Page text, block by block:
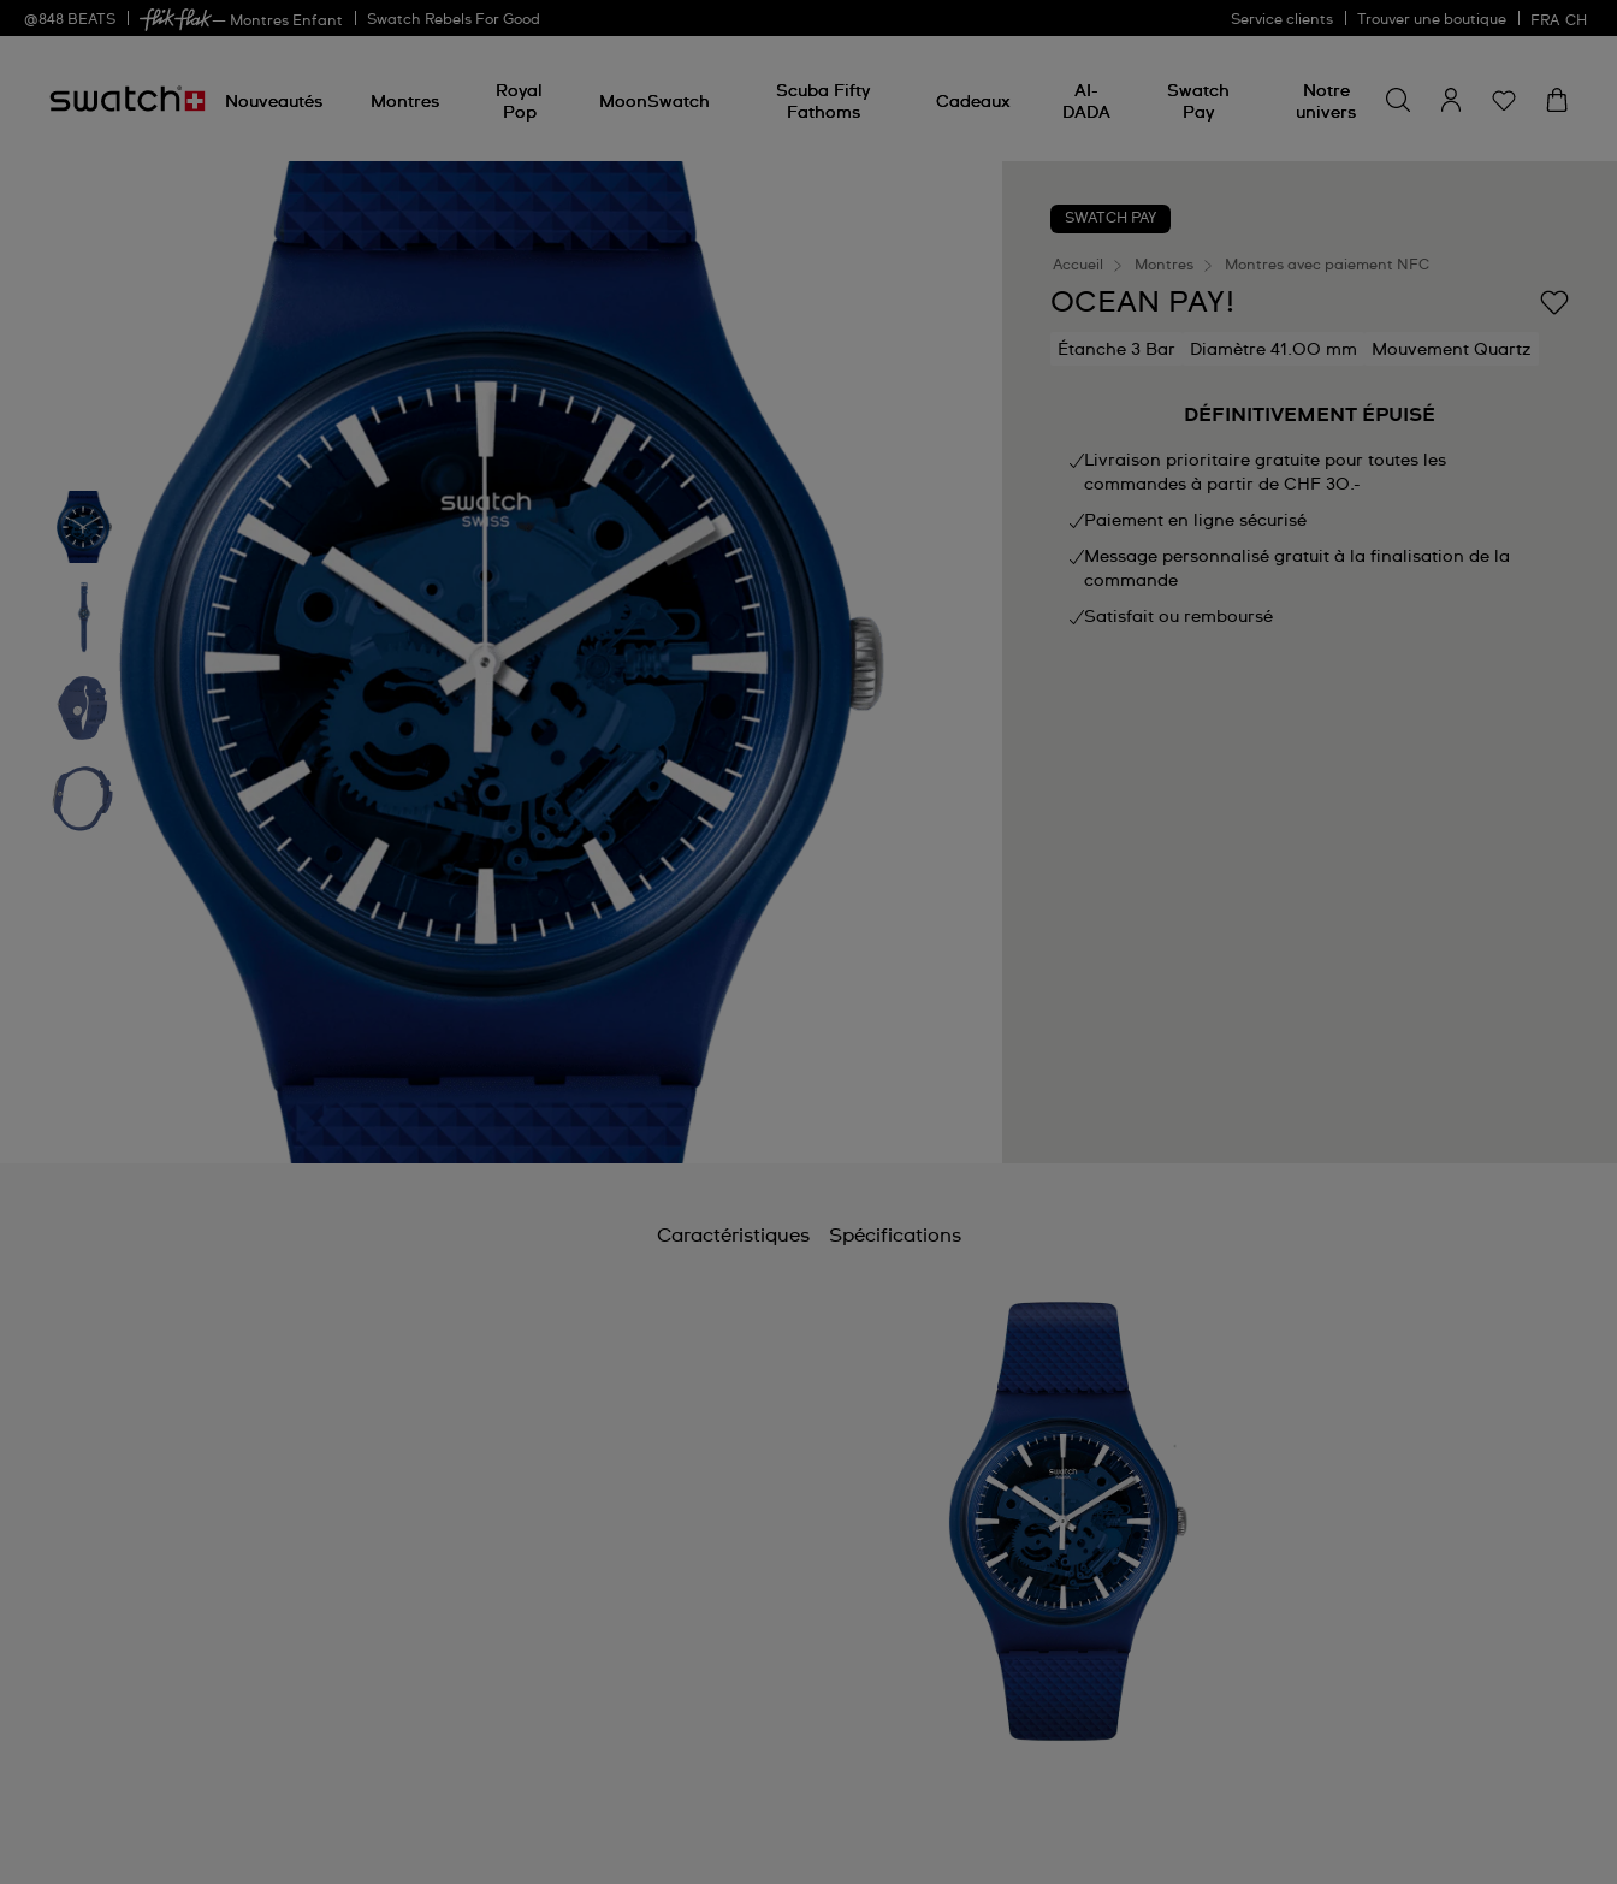
@848 BEATS — Montres Enfant Swatch Rebels For Good Service clients Trouver une boutique FRA CH
Nouveautés Montres
Royal
Pop
MoonSwatch
Scuba Fifty
Fathoms
Cadeaux
AI-
DADA
Swatch
Pay
Notre
univers
un
produit
SWATCH PAY
Accueil Montres Montres avec paiement NFC
OCEAN PAY!
Étanche 3 Bar Diamètre 41.00 mm Mouvement Quartz
DÉFINITIVEMENT ÉPUISÉ
Livraison prioritaire gratuite pour toutes les
commandes à partir de CHF 30.-
Paiement en ligne sécurisé
Message personnalisé gratuit à la finalisation de la
commande
Satisfait ou remboursé
Caractéristiques Spécifications